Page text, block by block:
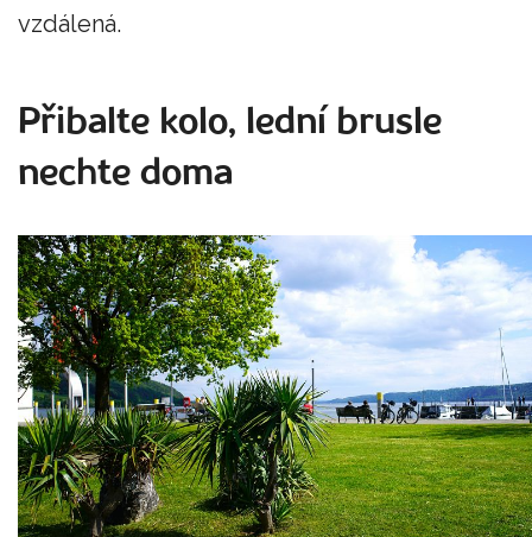
vzdálená.
Přibalte kolo, lední brusle
nechte doma